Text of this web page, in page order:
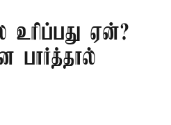
ஏன்?
பார்த்தால்